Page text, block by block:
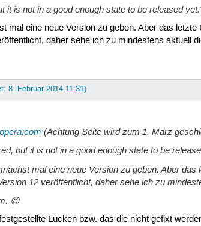
it is not in a good enough state to be released
mal eine neue Version zu geben. Aber das
daher sehe ich zu mindestens aktuell
8. Februar 2014 11:31)
(Achtung Seite wird zum 1. März
but it is not in a good enough state to be
mal eine neue Version zu geben. Aber
12 veröffentlicht, daher sehe ich zu
😉
Lücken bzw. das die nicht gefixt